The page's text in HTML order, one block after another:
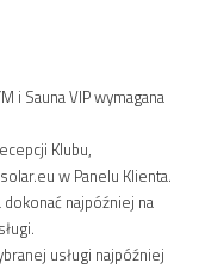
i Sauna VIP wymagana
Klubu,
w Panelu Klienta.
najpóźniej na
usługi najpóźniej